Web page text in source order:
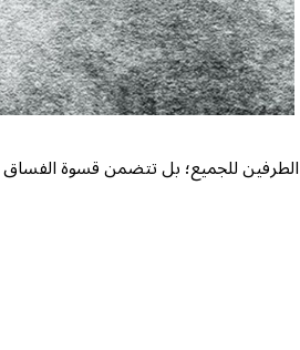
للجميع؛ بل تتضمن قسوة الفساق